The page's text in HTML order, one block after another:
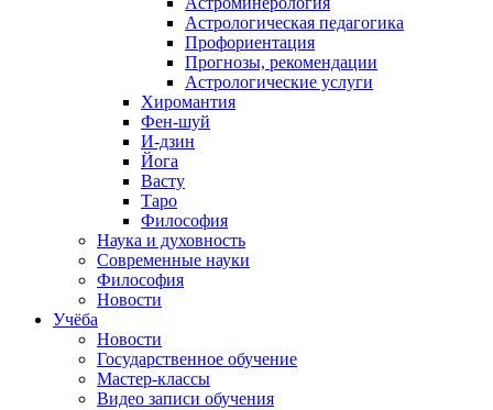
Астрологическая педагогика
Профориентация
Прогнозы, рекомендации
Астрологические услуги
Хиромантия
Фен-шуй
И-дзин
Йога
Васту
Таро
Философия
Наука и духовность
Современные науки
Философия
Новости
Учёба
Новости
Государственное обучение
Мастер-классы
Видео записи обучения